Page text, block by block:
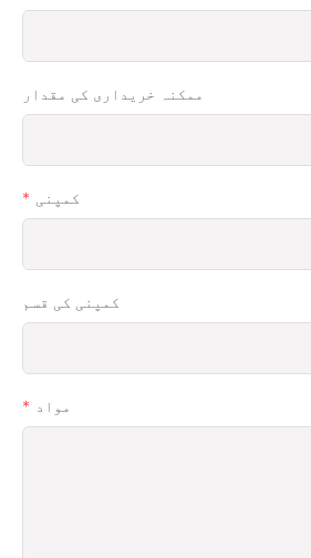
ممکنہ خریداری کی مقدار
کمپنی
کمپنی کی قسم
مواد